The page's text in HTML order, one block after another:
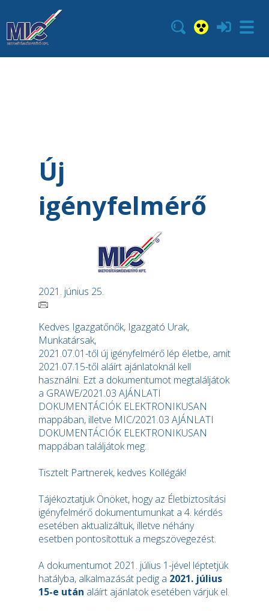
Új
igényfelmérő
2021. június 25.
Kedves Igazgatőnők, Igazgató Urak,
Munkatársak,
2021.07.01-től új igényfelmérő lép életbe, amit
2021.07.15-től aláírt ajánlatoknál kell
használni. Ezt a dokumentumot megtaláljátok
a GRAWE/2021.03 AJÁNLATI
DOKUMENTÁCIÓK ELEKTRONIKUSAN
mappában, illetve MIC/2021.03 AJÁNLATI
DOKUMENTÁCIÓK ELEKTRONIKUSAN
mappában találjátok meg.
Tisztelt Partnerek, kedves Kollégák!
Tájékoztatjuk Önöket, hogy az Életbiztosítási
igényfelmérő dokumentumunkat a 4. kérdés
esetében aktualizáltuk, illetve néhány
esetben pontosítottuk a megszövegezést.
A dokumentumot 2021. július 1-jével léptetjük
hatályba, alkalmazását pedig a 2021. július
15-e után aláírt ajánlatok esetében várjuk el.